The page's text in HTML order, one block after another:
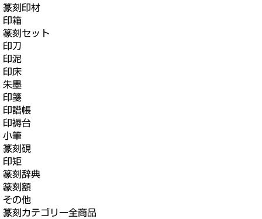
篆刻印材
印箱
篆刻セット
印刀
印泥
印床
朱墨
印箋
印譜帳
印褥台
小筆
篆刻硯
印矩
篆刻辞典
篆刻額
その他
篆刻カテゴリー全商品